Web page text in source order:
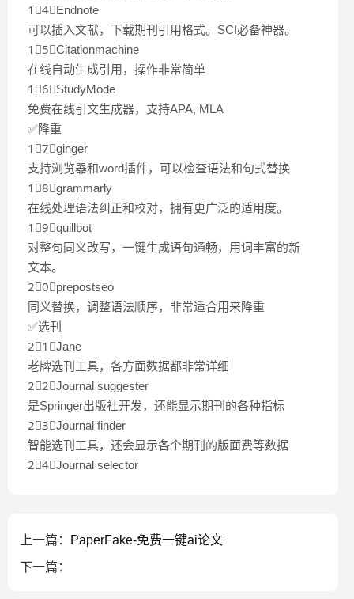
1⃣️4⃣️Endnote
可以插入文献，下载期刊引用格式。SCI必备神器。
1⃣️5⃣️Citationmachine
在线自动生成引用，操作非常简单
1⃣️6⃣️StudyMode
免费在线引文生成器，支持APA, MLA
✅降重
1⃣️7⃣️ginger
支持浏览器和word插件，可以检查语法和句式替换
1⃣️8⃣️grammarly
在线处理语法纠正和校对，拥有更广泛的适用度。
1⃣️9⃣️quillbot
对整句同义改写，一键生成语句通畅，用词丰富的新
文本。
2⃣️0⃣️prepostseo
同义替换，调整语法顺序，非常适合用来降重
✅选刊
2⃣️1⃣️Jane
老牌选刊工具，各方面数据都非常详细
2⃣️2⃣️Journal suggester
是Springer出版社开发，还能显示期刊的各种指标
2⃣️3⃣️Journal finder
智能选刊工具，还会显示各个期刊的版面费等数据
2⃣️4⃣️Journal selector
上一篇：
PaperFake-免费一键ai论文
下一篇：